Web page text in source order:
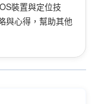
裝置與定位技
與心得，幫助其他